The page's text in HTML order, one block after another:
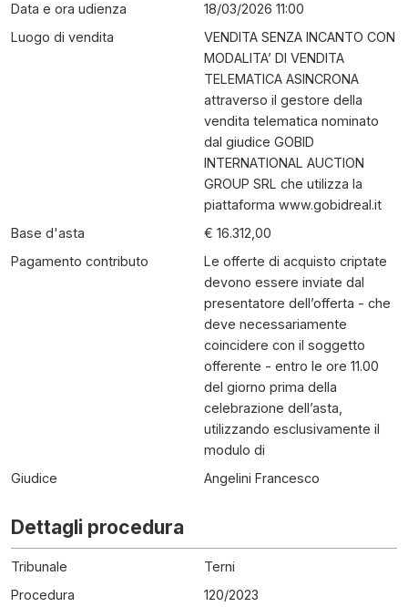
Data e ora udienza
18/03/2026 11:00
Luogo di vendita
VENDITA SENZA INCANTO CON
MODALITA’ DI VENDITA
TELEMATICA ASINCRONA
attraverso il gestore della
vendita telematica nominato
dal giudice GOBID
INTERNATIONAL AUCTION
GROUP SRL che utilizza la
piattaforma www.gobidreal.it
Base d'asta
€ 16.312,00
Pagamento contributo
Le offerte di acquisto criptate
devono essere inviate dal
presentatore dell’offerta - che
deve necessariamente
coincidere con il soggetto
offerente - entro le ore 11.00
del giorno prima della
celebrazione dell’asta,
utilizzando esclusivamente il
modulo di
Giudice
Angelini Francesco
Dettagli procedura
Tribunale
Terni
Procedura
120/2023